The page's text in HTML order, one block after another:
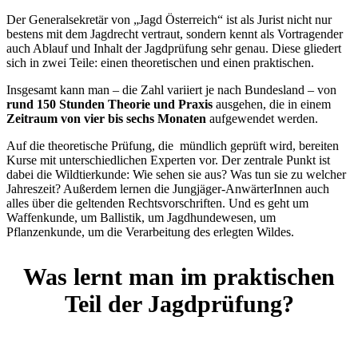
Der Generalsekretär von „Jagd Österreich“ ist als Jurist nicht nur
bestens mit dem Jagdrecht vertraut, sondern kennt als Vortragender
auch Ablauf und Inhalt der Jagdprüfung sehr genau. Diese gliedert
sich in zwei Teile: einen theoretischen und einen praktischen.
Insgesamt kann man – die Zahl variiert je nach Bundesland – von
rund 150 Stunden Theorie und Praxis ausgehen, die in einem
Zeitraum von vier bis sechs Monaten aufgewendet werden.
Auf die theoretische Prüfung, die mündlich geprüft wird, bereiten
Kurse mit unterschiedlichen Experten vor. Der zentrale Punkt ist
dabei die Wildtierkunde: Wie sehen sie aus? Was tun sie zu welcher
Jahreszeit? Außerdem lernen die Jungjäger-AnwärterInnen auch
alles über die geltenden Rechtsvorschriften. Und es geht um
Waffenkunde, um Ballistik, um Jagdhundewesen, um
Pflanzenkunde, um die Verarbeitung des erlegten Wildes.
Was lernt man im praktischen
Teil der Jagdprüfung?